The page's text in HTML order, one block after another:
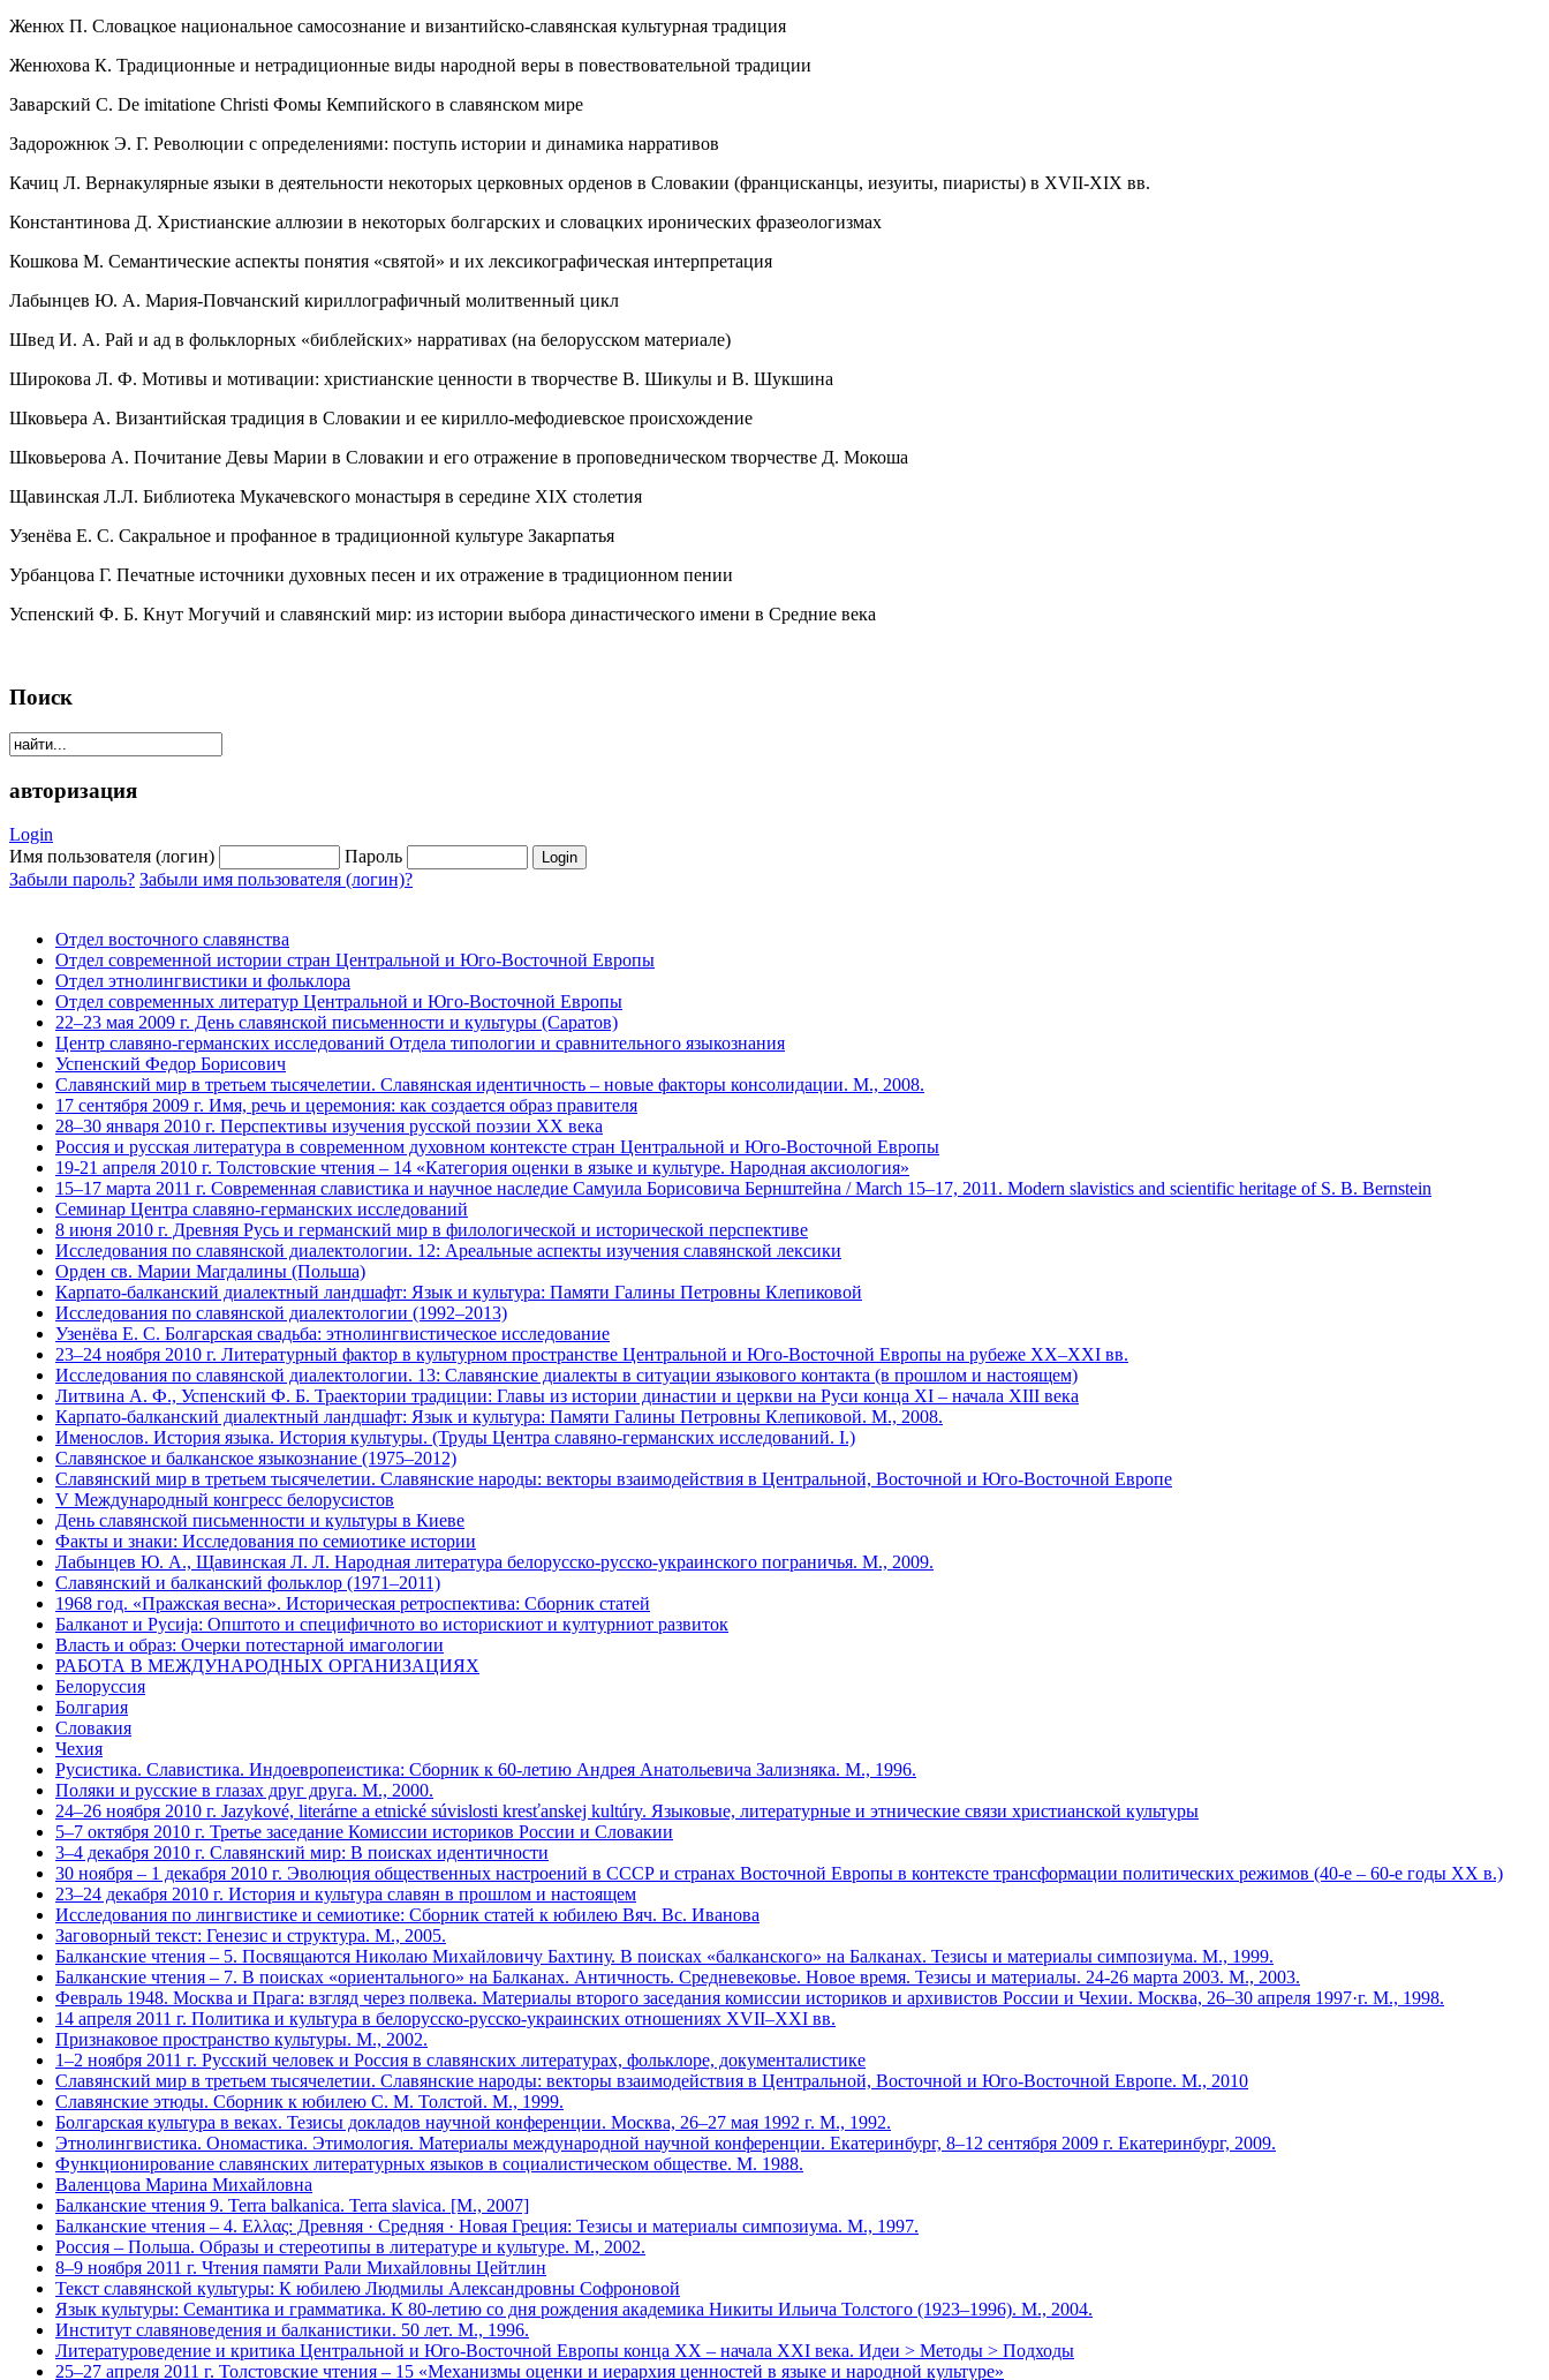
Женюх П. Словацкое национальное самосознание и византийско-славянская культурная традиция
Женюхова К. Традиционные и нетрадиционные виды народной веры в повествовательной традиции
Заварский С. De imitatione Christi Фомы Кемпийского в славянском мире
Задорожнюк Э. Г. Революции с определениями: поступь истории и динамика нарративов
Качиц Л. Вернакулярные языки в деятельности некоторых церковных орденов в Словакии (францисканцы, иезуиты, пиаристы) в XVII-XIX вв.
Константинова Д. Христианские аллюзии в некоторых болгарских и словацких иронических фразеологизмах
Кошкова М. Семантические аспекты понятия «святой» и их лексикографическая интерпретация
Лабынцев Ю. А. Мария-Повчанский кириллографичный молитвенный цикл
Швед И. А. Рай и ад в фольклорных «библейских» нарративах (на белорусском материале)
Широкова Л. Ф. Мотивы и мотивации: христианские ценности в творчестве В. Шикулы и В. Шукшина
Шковьера А. Византийская традиция в Словакии и ее кирилло-мефодиевское происхождение
Шковьерова А. Почитание Девы Марии в Словакии и его отражение в проповедническом творчестве Д. Мокоша
Щавинская Л.Л. Библиотека Мукачевского монастыря в середине XIX столетия
Узенёва Е. С. Сакральное и профанное в традиционной культуре Закарпатья
Урбанцова Г. Печатные источники духовных песен и их отражение в традиционном пении
Успенский Ф. Б. Кнут Могучий и славянский мир: из истории выбора династического имени в Средние века
Поиск
авторизация
Login
Имя пользователя (логин)
Пароль
Забыли пароль? Забыли имя пользователя (логин)?
Отдел восточного славянства
Отдел современной истории стран Центральной и Юго-Восточной Европы
Отдел этнолингвистики и фольклора
Отдел современных литератур Центральной и Юго-Восточной Европы
22–23 мая 2009 г. День славянской письменности и культуры (Саратов)
Центр славяно-германских исследований Отдела типологии и сравнительного языкознания
Успенский Федор Борисович
Славянский мир в третьем тысячелетии. Славянская идентичность – новые факторы консолидации. М., 2008.
17 сентября 2009 г. Имя, речь и церемония: как создается образ правителя
28–30 января 2010 г. Перспективы изучения русской поэзии ХХ века
Россия и русская литература в современном духовном контексте стран Центральной и Юго-Восточной Европы
19-21 апреля 2010 г. Толстовские чтения – 14 «Категория оценки в языке и культуре. Народная аксиология»
15–17 марта 2011 г. Современная славистика и научное наследие Самуила Борисовича Бернштейна / March 15–17, 2011. Modern slavistics and scientific heritage of S. B. Bernstein
Семинар Центра славяно-германских исследований
8 июня 2010 г. Древняя Русь и германский мир в филологической и исторической перспективе
Исследования по славянской диалектологии. 12: Ареальные аспекты изучения славянской лексики
Орден св. Марии Магдалины (Польша)
Карпато-балканский диалектный ландшафт: Язык и культура: Памяти Галины Петровны Клепиковой
Исследования по славянской диалектологии (1992–2013)
Узенёва Е. С. Болгарская свадьба: этнолингвистическое исследование
23–24 ноября 2010 г. Литературный фактор в культурном пространстве Центральной и Юго-Восточной Европы на рубеже XX–XXI вв.
Исследования по славянской диалектологии. 13: Славянские диалекты в ситуации языкового контакта (в прошлом и настоящем)
Литвина А. Ф., Успенский Ф. Б. Траектории традиции: Главы из истории династии и церкви на Руси конца XI – начала XIII века
Карпато-балканский диалектный ландшафт: Язык и культура: Памяти Галины Петровны Клепиковой. М., 2008.
Именослов. История языка. История культуры. (Труды Центра славяно-германских исследований. I.)
Славянское и балканское языкознание (1975–2012)
Славянский мир в третьем тысячелетии. Славянские народы: векторы взаимодействия в Центральной, Восточной и Юго-Восточной Европе
V Международный конгресс белорусистов
День славянской письменности и культуры в Киеве
Факты и знаки: Исследования по семиотике истории
Лабынцев Ю. А., Щавинская Л. Л. Народная литература белорусско-русско-украинского пограничья. М., 2009.
Славянский и балканский фольклор (1971–2011)
1968 год. «Пражская весна». Историческая ретроспектива: Сборник статей
Балканот и Русиjа: Општото и специфичното во историскиот и културниот развиток
Власть и образ: Очерки потестарной имагологии
РАБОТА В МЕЖДУНАРОДНЫХ ОРГАНИЗАЦИЯХ
Белоруссия
Болгария
Словакия
Чехия
Русистика. Славистика. Индоевропеистика: Сборник к 60-летию Андрея Анатольевича Зализняка. М., 1996.
Поляки и русские в глазах друг друга. М., 2000.
24–26 ноября 2010 г. Jazykové, literárne a etnické súvislosti kresťanskej kultúry. Языковые, литературные и этнические связи христианской культуры
5–7 октября 2010 г. Третье заседание Комиссии историков России и Словакии
3–4 декабря 2010 г. Славянский мир: В поисках идентичности
30 ноября – 1 декабря 2010 г. Эволюция общественных настроений в СССР и странах Восточной Европы в контексте трансформации политических режимов (40-е – 60-е годы ХХ в.)
23–24 декабря 2010 г. История и культура славян в прошлом и настоящем
Исследования по лингвистике и семиотике: Сборник статей к юбилею Вяч. Вс. Иванова
Заговорный текст: Генезис и структура. М., 2005.
Балканские чтения – 5. Посвящаются Николаю Михайловичу Бахтину. В поисках «балканского» на Балканах. Тезисы и материалы симпозиума. М., 1999.
Балканские чтения – 7. В поисках «ориентального» на Балканах. Античность. Средневековье. Новое время. Тезисы и материалы. 24-26 марта 2003. М., 2003.
Февраль 1948. Москва и Прага: взгляд через полвека. Материалы второго заседания комиссии историков и архивистов России и Чехии. Москва, 26–30 апреля 1997·г. М., 1998.
14 апреля 2011 г. Политика и культура в белорусско-русско-украинских отношениях XVII–XXI вв.
Признаковое пространство культуры. М., 2002.
1–2 ноября 2011 г. Русский человек и Россия в славянских литературах, фольклоре, документалистике
Славянский мир в третьем тысячелетии. Славянские народы: векторы взаимодействия в Центральной, Восточной и Юго-Восточной Европе. М., 2010
Славянские этюды. Сборник к юбилею С. М. Толстой. М., 1999.
Болгарская культура в веках. Тезисы докладов научной конференции. Москва, 26–27 мая 1992 г. М., 1992.
Этнолингвистика. Ономастика. Этимология. Материалы международной научной конференции. Екатеринбург, 8–12 сентября 2009 г. Екатеринбург, 2009.
Функционирование славянских литературных языков в социалистическом обществе. М. 1988.
Валенцова Марина Михайловна
Балканские чтения 9. Terra balkanica. Terra slavica. [М., 2007]
Балканские чтения – 4. Eλλας: Древняя · Средняя · Новая Греция: Тезисы и материалы симпозиума. М., 1997.
Россия – Польша. Образы и стереотипы в литературе и культуре. М., 2002.
8–9 ноября 2011 г. Чтения памяти Рали Михайловны Цейтлин
Текст славянской культуры: К юбилею Людмилы Александровны Софроновой
Язык культуры: Семантика и грамматика. К 80-летию со дня рождения академика Никиты Ильича Толстого (1923–1996). М., 2004.
Институт славяноведения и балканистики. 50 лет. М., 1996.
Литературоведение и критика Центральной и Юго-Восточной Европы конца ХХ – начала ХХI века. Идеи > Методы > Подходы
25–27 апреля 2011 г. Толстовские чтения – 15 «Механизмы оценки и иерархия ценностей в языке и народной культуре»